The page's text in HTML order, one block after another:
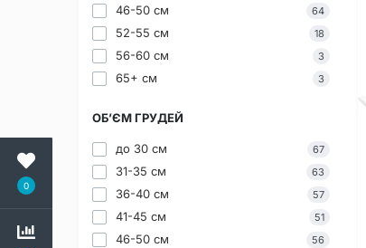
0
46-50 см 64
52-55 см 18
56-60 см 3
65+ см 3
ОБ’ЄМ ГРУДЕЙ
до 30 см 67
31-35 см 63
36-40 см 57
41-45 см 51
46-50 см 56